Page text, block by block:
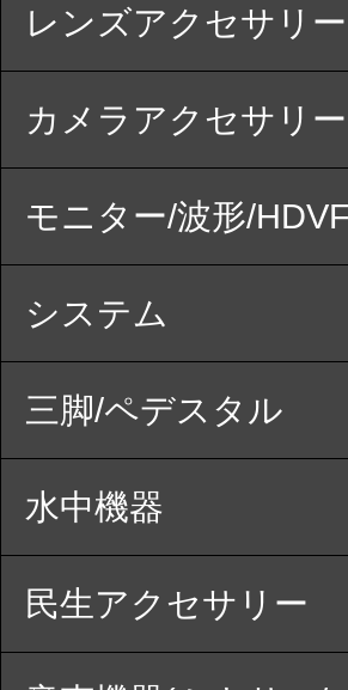
レンズアクセサリー
カメラアクセサリー
モニター/波形/HDVF
システム
三脚/ペデスタル
水中機器
民生アクセサリー